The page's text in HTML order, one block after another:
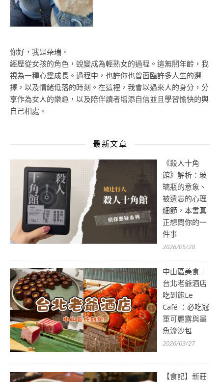
你好，我是朵瑞。
經歷從女孩的角色，蛻變成為輕熟女的過程。這無關年齡，我
視為一種心靈成長。過程中，也許你也曾面臨許多人生的選
擇，以及情緒低落的時刻。在這裡，我會以過來人的身分，分
享作為女人的樂趣，以及陪伴讀者增添自信並且學習愉快的與
自己相處。
最新文章
《殺人十角
館》解析：玻
璃瓶的意象、
被遺忘的心理
細節，本書真
正想問你的一
件事
2026/05/28
中山區美食｜
台北老爺酒店
吃到飽Le
Café ：必吃冠
軍可麗露與墨
魚流沙包
2026/03/27
【食記】新莊